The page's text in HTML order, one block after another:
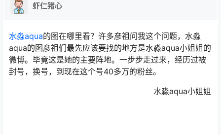
虾仁猪心
水淼aqua的图在哪里看？许多彦祖问我这个问题，水淼
aqua的图彦祖们最先应该要找的地方是水淼aqua小姐姐的
微博。毕竟这是她的主要阵地。一步步走过来，经历过被
封号，换号，到现在这个号40多万的粉丝。
水淼aqua小姐姐